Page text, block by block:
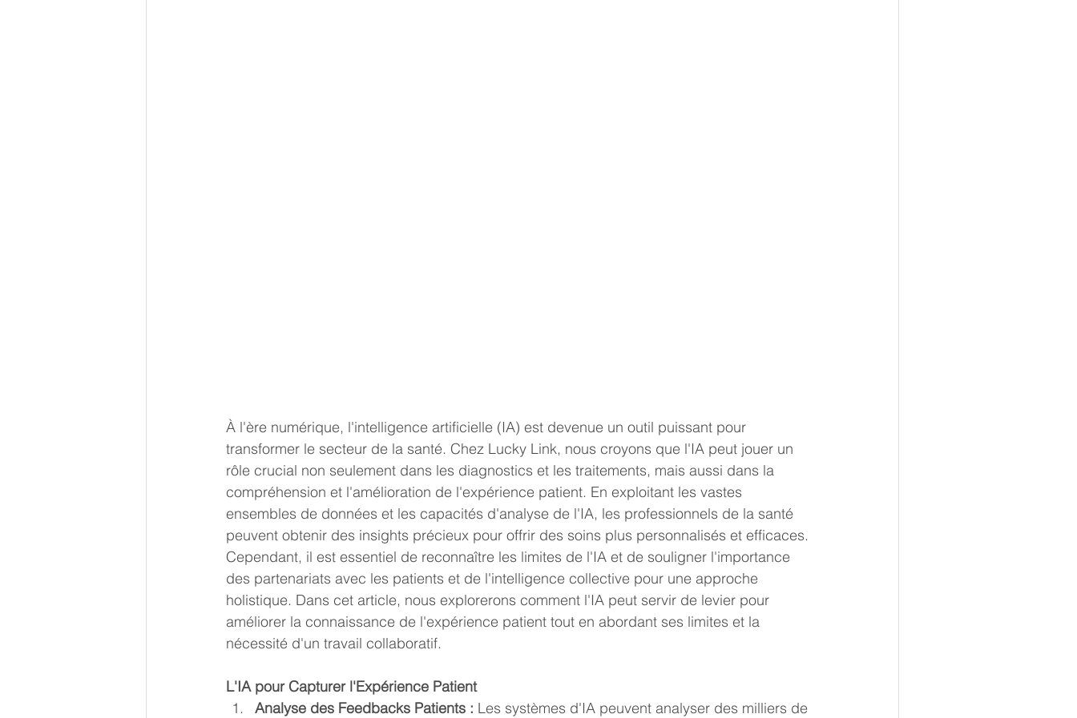
À l'ère numérique, l'intelligence artificielle (IA) est devenue un outil puissant pour
transformer le secteur de la santé. Chez Lucky Link, nous croyons que l'IA peut jouer un
rôle crucial non seulement dans les diagnostics et les traitements, mais aussi dans la
compréhension et l'amélioration de l'expérience patient. En exploitant les vastes
ensembles de données et les capacités d'analyse de l'IA, les professionnels de la santé
peuvent obtenir des insights précieux pour offrir des soins plus personnalisés et efficaces.
Cependant, il est essentiel de reconnaître les limites de l'IA et de souligner l'importance
des partenariats avec les patients et de l'intelligence collective pour une approche
holistique. Dans cet article, nous explorerons comment l'IA peut servir de levier pour
améliorer la connaissance de l'expérience patient tout en abordant ses limites et la
nécessité d'un travail collaboratif.
L'IA pour Capturer l'Expérience Patient
Analyse des Feedbacks Patients : Les systèmes d'IA peuvent analyser des milliers de